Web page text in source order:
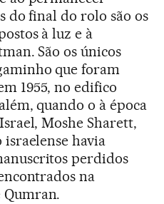
do final do rolo são os
à luz e à
São os únicos
que foram
1955, no edifico
quando o à época
Moshe Sharett,
israelense havia
perdidos
na
Qumran.